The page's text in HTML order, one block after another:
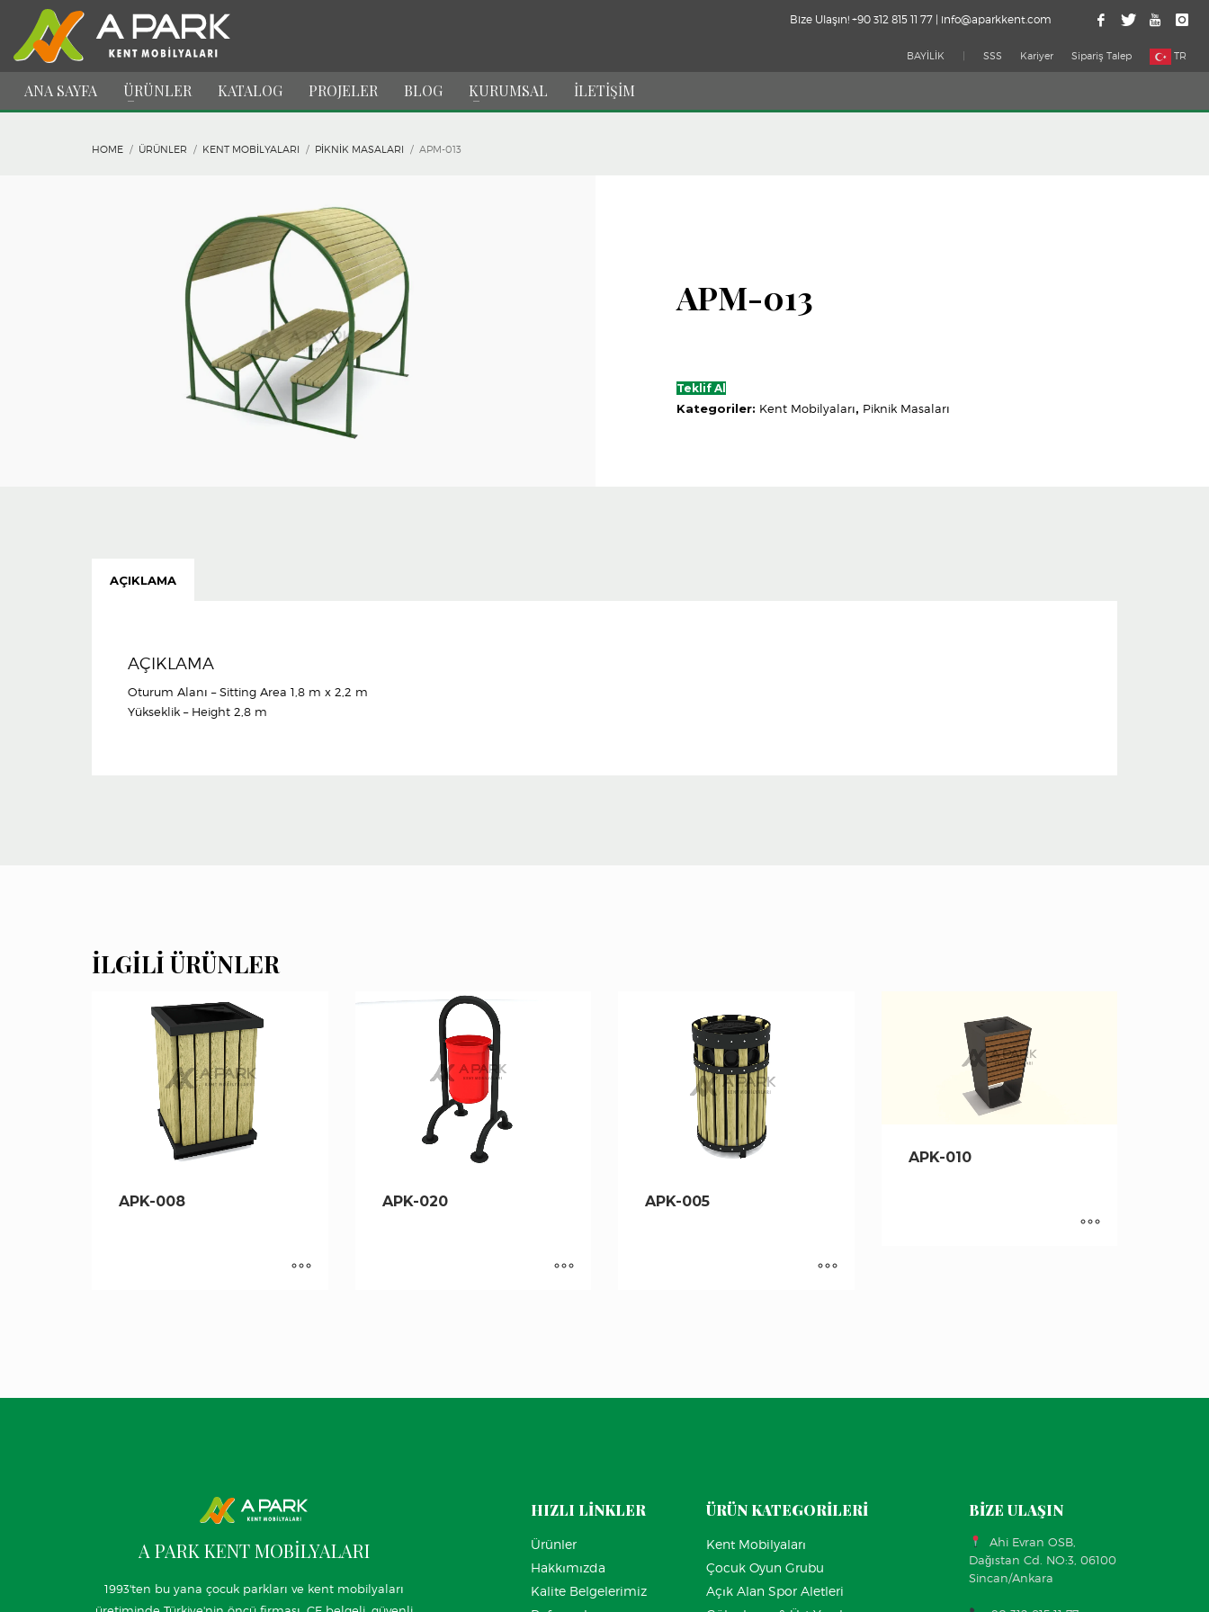
Bize Ulaşın! +90 312 815 11 77 | info@aparkkent.com
BAYİLİK | SSS Kariyer Sipariş Talep TR
ANA SAYFA ÜRÜNLER KATALOG PROJELER BLOG KURUMSAL İLETİŞİM
HOME ÜRÜNLER KENT MOBILYALARI PIKNIK MASALARI APM-013
APM-013
Teklif Al
Kategoriler: Kent Mobilyaları, Piknik Masaları
AÇIKLAMA
AÇIKLAMA
Oturum Alanı – Sitting Area 1,8 m x 2,2 m
Yükseklik – Height 2,8 m
İLGILI ÜRÜNLER
APK-008 APK-020 APK-005
APK-010
A PARK KENT MOBİLYALARI
1993'ten bu yana çocuk parkları ve kent mobilyaları
HIZLI LİNKLER
Ürünler
Hakkımızda
Kalite Belgelerimiz
ÜRÜN KATEGORİLERİ
Kent Mobilyaları
Çocuk Oyun Grubu
Açık Alan Spor Aletleri
BİZE ULAŞIN
Ahi Evran OSB,
Dağıstan Cd. NO:3, 06100
Sincan/Ankara